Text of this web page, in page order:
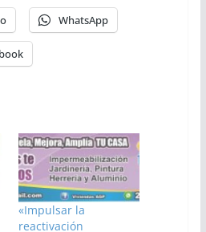
WhatsApp
«Impulsar la
reactivación